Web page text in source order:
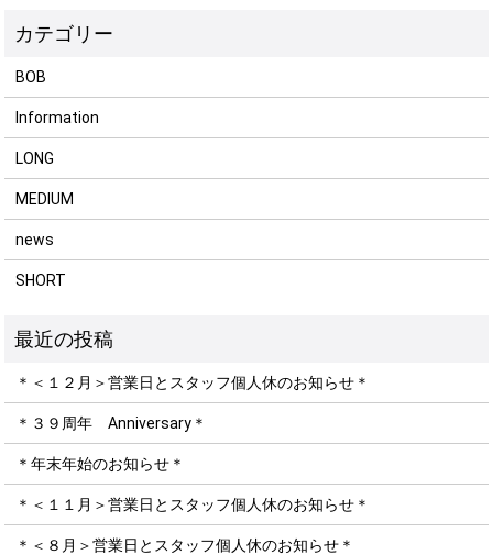
BOB
Information
LONG
MEDIUM
news
SHORT
＊＜１２月＞営業日とスタッフ個人休のお知らせ＊
＊３９周年 Anniversary＊
＊年末年始のお知らせ＊
＊＜１１月＞営業日とスタッフ個人休のお知らせ＊
＊＜８月＞営業日とスタッフ個人休のお知らせ＊